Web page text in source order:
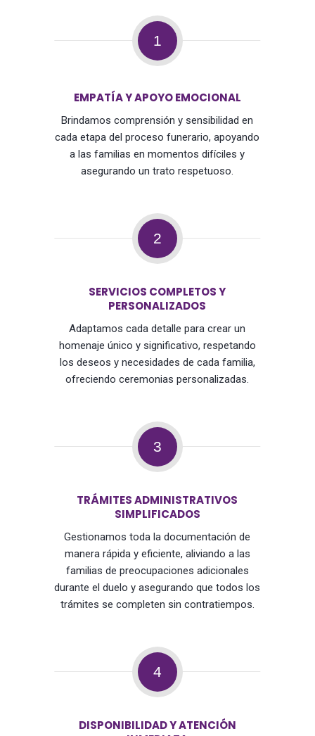
1
EMPATÍA Y APOYO EMOCIONAL
Brindamos comprensión y sensibilidad en
cada etapa del proceso funerario, apoyando
a las familias en momentos difíciles y
asegurando un trato respetuoso.
2
SERVICIOS COMPLETOS Y
PERSONALIZADOS
Adaptamos cada detalle para crear un
homenaje único y significativo, respetando
los deseos y necesidades de cada familia,
ofreciendo ceremonias personalizadas.
3
TRÁMITES ADMINISTRATIVOS
SIMPLIFICADOS
Gestionamos toda la documentación de
manera rápida y eficiente, aliviando a las
familias de preocupaciones adicionales
durante el duelo y asegurando que todos los
trámites se completen sin contratiempos.
4
DISPONIBILIDAD Y ATENCIÓN